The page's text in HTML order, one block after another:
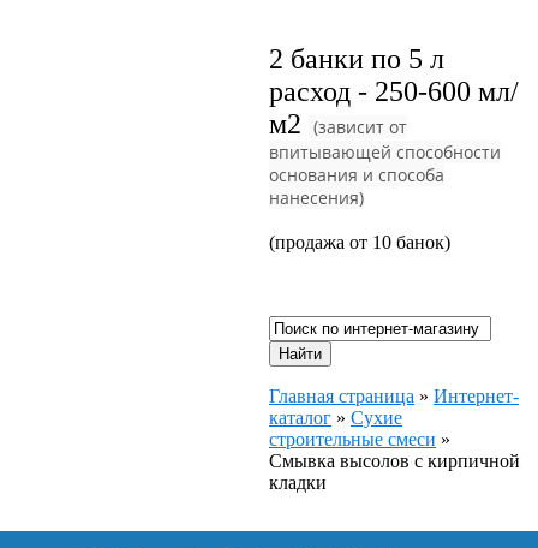
2 банки по 5 л
расход - 250-600 мл/
м2 (зависит от
впитывающей способности
основания и способа
нанесения)
(продажа от 10 банок)
Главная страница » Интернет-
каталог » Сухие
строительные смеси »
Смывка высолов с кирпичной
кладки